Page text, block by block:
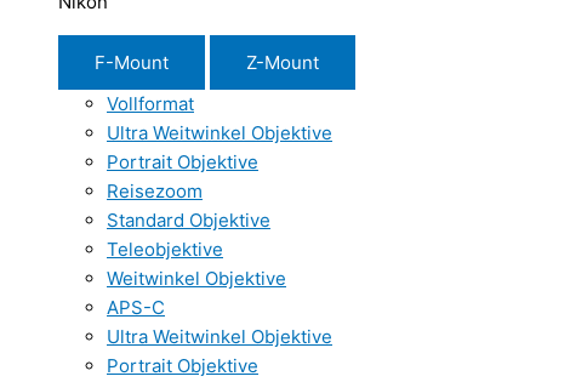
F-Mount
Z-Mount
Vollformat
Ultra Weitwinkel Objektive
Portrait Objektive
Reisezoom
Standard Objektive
Teleobjektive
Weitwinkel Objektive
APS-C
Ultra Weitwinkel Objektive
Portrait Objektive